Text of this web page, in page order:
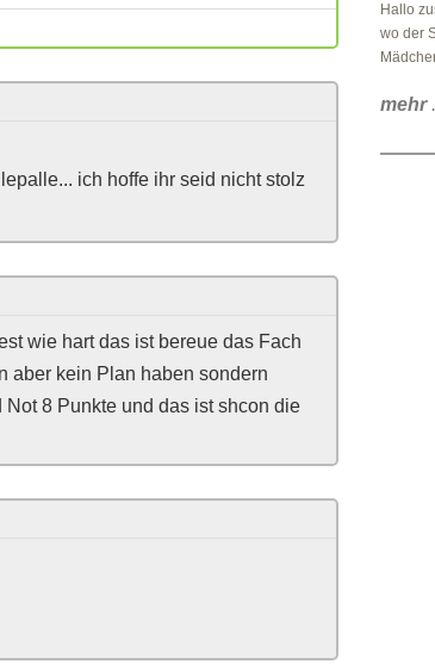
ich hoffe ihr seid nicht stolz
wie hart das ist bereue das Fach
aber kein Plan haben sondern
8 Punkte und das ist shcon die
Hallo
wo der
mehr